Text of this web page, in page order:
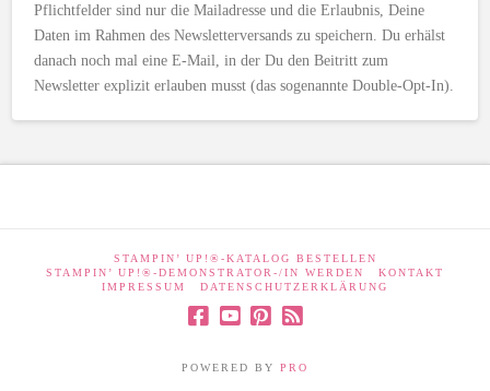
Pflichtfelder sind nur die Mailadresse und die Erlaubnis, Deine
Daten im Rahmen des Newsletterversands zu speichern. Du erhälst
danach noch mal eine E-Mail, in der Du den Beitritt zum
Newsletter explizit erlauben musst (das sogenannte Double-Opt-In).
STAMPIN’ UP!®-KATALOG BESTELLEN
STAMPIN’ UP!®-DEMONSTRATOR-/IN WERDEN
KONTAKT
IMPRESSUM
DATENSCHUTZERKLÄRUNG
POWERED BY PRO